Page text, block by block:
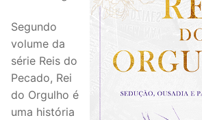
Segundo
volume da
série Reis do
Pecado, Rei
do Orgulho é
uma história